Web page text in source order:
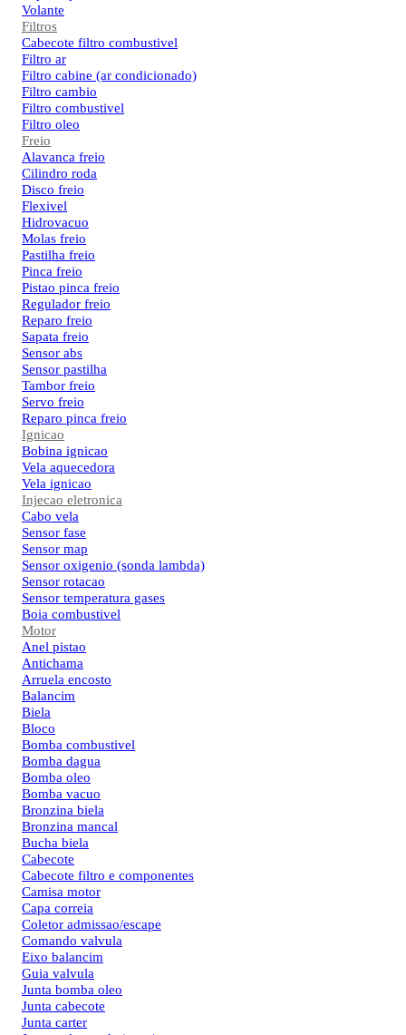
Volante
Filtros
Cabecote filtro combustivel
Filtro ar
Filtro cabine (ar condicionado)
Filtro cambio
Filtro combustivel
Filtro oleo
Freio
Alavanca freio
Cilindro roda
Disco freio
Flexivel
Hidrovacuo
Molas freio
Pastilha freio
Pinca freio
Pistao pinca freio
Regulador freio
Reparo freio
Sapata freio
Sensor abs
Sensor pastilha
Tambor freio
Servo freio
Reparo pinca freio
Ignicao
Bobina ignicao
Vela aquecedora
Vela ignicao
Injecao eletronica
Cabo vela
Sensor fase
Sensor map
Sensor oxigenio (sonda lambda)
Sensor rotacao
Sensor temperatura gases
Boia combustivel
Motor
Anel pistao
Antichama
Arruela encosto
Balancim
Biela
Bloco
Bomba combustivel
Bomba dagua
Bomba oleo
Bomba vacuo
Bronzina biela
Bronzina mancal
Bucha biela
Cabecote
Cabecote filtro e componentes
Camisa motor
Capa correia
Coletor admissao/escape
Comando valvula
Eixo balancim
Guia valvula
Junta bomba oleo
Junta cabecote
Junta carter